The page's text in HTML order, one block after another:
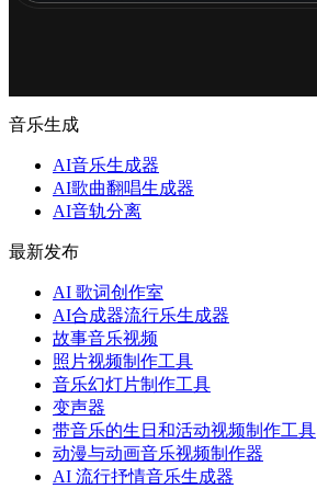
音乐生成
AI音乐生成器
AI歌曲翻唱生成器
AI音轨分离
最新发布
AI 歌词创作室
AI合成器流行乐生成器
故事音乐视频
照片视频制作工具
音乐幻灯片制作工具
变声器
带音乐的生日和活动视频制作工具
动漫与动画音乐视频制作器
AI 流行抒情音乐生成器